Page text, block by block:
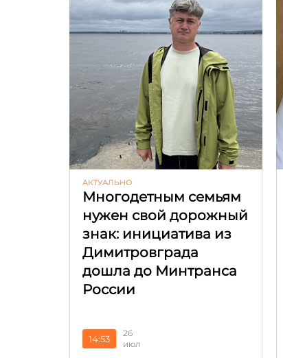
АКТУАЛЬНО
Многодетным семьям
нужен свой дорожный
знак: инициатива из
Димитровграда
дошла до Минтранса
России
14:53
26
июл